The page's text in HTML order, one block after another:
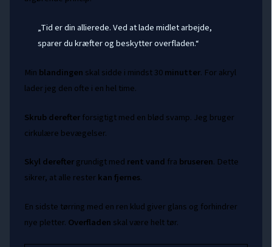
„Tid er din allierede. Ved at lade midlet arbejde,
sparer du kræfter og beskytter overfladen.“
Min blandingen skal sidde i mindst 30minutter. For akryl
lader jeg den ofte i en hel time.
Skrub derefterforsigtigt med en blød svamp. Jeg bruger
cirkulære bevægelser.
Skyl dereftergrundigt med rent vand fra bruseren. Dette
sikrer, at alle resterkan fjernes.
En sidste tørring med en ren klud giver glans og forhindrer
nye pletter. Overfladen skal være helt tør.